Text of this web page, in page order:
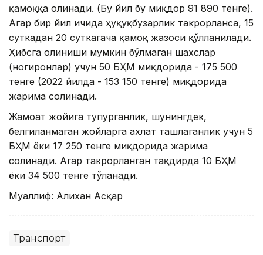
қамоққа олинади. (Бу йил бу миқдор 91 890 тенге).
Агар бир йил ичида ҳуқуқбузарлик такрорланса, 15
суткадан 20 суткагача қамоқ жазоси қўлланилади.
Ҳибсга олиниши мумкин бўлмаган шахслар
(ногиронлар) учун 50 БҲМ миқдорида - 175 500
тенге (2022 йилда - 153 150 тенге) миқдорида
жарима солинади.
Жамоат жойига тупурганлик, шунингдек,
белгиланмаган жойларга ахлат ташлаганлик учун 5
БҲМ ёки 17 250 тенге миқдорида жарима
солинади. Агар такрорланган тақдирда 10 БҲМ
ёки 34 500 тенге тўланади.
Муаллиф: Алихан Асқар
Транспорт